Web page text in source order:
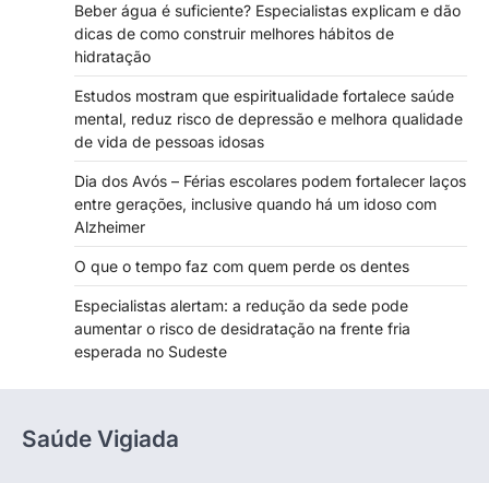
Beber água é suficiente? Especialistas explicam e dão
dicas de como construir melhores hábitos de
hidratação
Estudos mostram que espiritualidade fortalece saúde
mental, reduz risco de depressão e melhora qualidade
de vida de pessoas idosas
Dia dos Avós – Férias escolares podem fortalecer laços
entre gerações, inclusive quando há um idoso com
Alzheimer
O que o tempo faz com quem perde os dentes
Especialistas alertam: a redução da sede pode
aumentar o risco de desidratação na frente fria
esperada no Sudeste
Saúde Vigiada